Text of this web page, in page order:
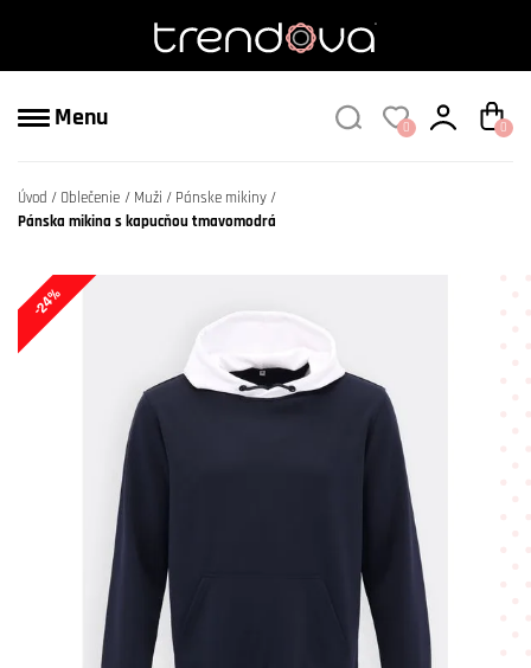
Menu 0 0
Úvod Oblečenie Muži
Pánske mikiny
Pánska mikina s kapucňou tmavomodrá
-24%